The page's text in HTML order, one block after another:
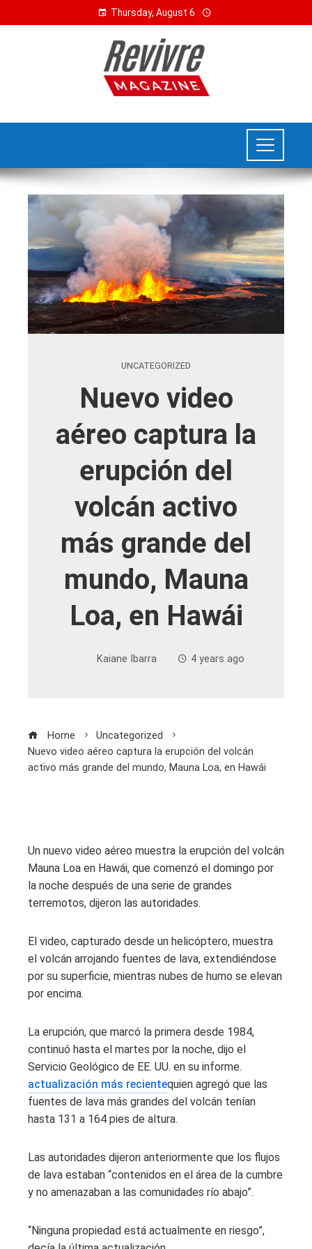
Thursday, August 6
UNCATEGORIZED
Nuevo video
aéreo captura la
erupción del
volcán activo
más grande del
mundo, Mauna
Loa, en Hawái
Kaiane Ibarra 4 years ago
Home
Uncategorized
Nuevo video aéreo captura la erupción del volcán
activo más grande del mundo, Mauna Loa, en Hawái
Un nuevo video aéreo muestra la erupción del volcán
Mauna Loa en Hawái, que comenzó el domingo por
la noche después de una serie de grandes
terremotos, dijeron las autoridades.
El video, capturado desde un helicóptero, muestra
el volcán arrojando fuentes de lava, extendiéndose
por su superficie, mientras nubes de humo se elevan
por encima.
La erupción, que marcó la primera desde 1984,
continuó hasta el martes por la noche, dijo el
Servicio Geológico de EE. UU. en su informe.
actualización más recientequien agregó que las
fuentes de lava más grandes del volcán tenían
hasta 131 a 164 pies de altura.
Las autoridades dijeron anteriormente que los flujos
de lava estaban “contenidos en el área de la cumbre
y no amenazaban a las comunidades río abajo”.
“Ninguna propiedad está actualmente en riesgo”,